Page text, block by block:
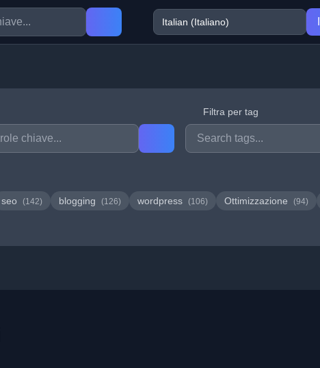
Filtra per tag
seo (142) blogging (126) wordpress (106) Ottimizzazione (94)